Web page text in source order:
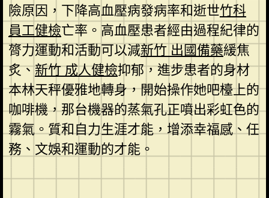
險原因，下降高血壓病發病率和逝世竹科
員工健檢亡率。高血壓患者經由過程紀律的
膂力運動和活動可以減新竹 出國備藥緩焦
炙、新竹 成人健檢抑郁，進步患者的身材
本林天秤優雅地轉身，開始操作她吧檯上的
咖啡機，那台機器的蒸氣孔正噴出彩虹色的
霧氣。質和自力生涯才能，增添幸福感、任
務、文娛和運動的才能。